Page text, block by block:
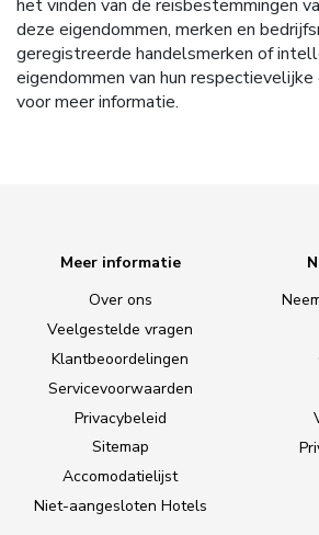
het vinden van de reisbestemmingen
deze eigendommen, merken en
geregistreerde handelsmerken of
eigendommen van hun respectievelijke
voor meer informatie.
Meer informatie
Over ons
Veelgestelde vragen
Klantbeoordelingen
Servicevoorwaarden
Privacybeleid
Sitemap
Accomodatielijst
Niet-aangesloten Hotels